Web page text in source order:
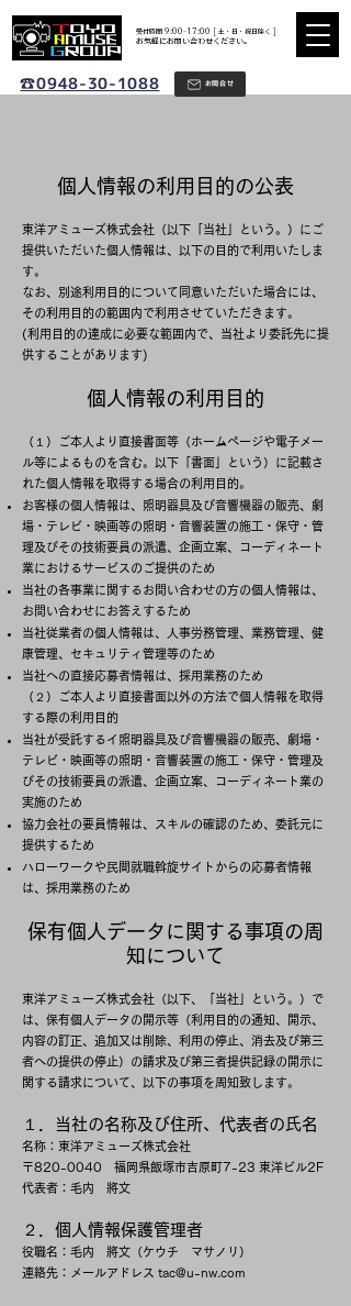
お問合せ
☎0948-30-1088
​お気軽にお問い合わせください。
​受付時間 9:00-17:00 [ 土・日・祝日除く ]
個人情報の利用目的の公表
東洋アミューズ株式会社（以下「当社」という。）にご
提供いただいた個人情報は、以下の目的で利用いたしま
す。
なお、別途利用目的について同意いただいた場合には、
その利用目的の範囲内で利用させていただきます。
(利用目的の達成に必要な範囲内で、当社より委託先に提
供することがあります)
個人情報の利用目的
（１）ご本人より直接書面等（ホームページや電子メー
ル等によるものを含む。以下「書面」という）に記載さ
れた個人情報を取得する場合の利用目的。
お客様の個人情報は、照明器具及び音響機器の販売、劇
場・テレビ・映画等の照明・音響装置の施工・保守・管
理及びその技術要員の派遣、企画立案、コーディネート
業におけるサービスのご提供のため
当社の各事業に関するお問い合わせの方の個人情報は、
お問い合わせにお答えするため
当社従業者の個人情報は、人事労務管理、業務管理、健
康管理、セキュリティ管理等のため
当社への直接応募者情報は、採用業務のため
（２）ご本人より直接書面以外の方法で個人情報を取得
する際の利用目的
当社が受託するイ照明器具及び音響機器の販売、劇場・
テレビ・映画等の照明・音響装置の施工・保守・管理及
びその技術要員の派遣、企画立案、コーディネート業の
実施のため
協力会社の要員情報は、スキルの確認のため、委託元に
提供するため
ハローワークや民間就職斡旋サイトからの応募者情報
は、採用業務のため
保有個人データに関する事項の周
知について
東洋アミューズ株式会社（以下、「当社」という。）で
は、保有個人データの開示等（利用目的の通知、開示、
内容の訂正、追加又は削除、利用の停止、消去及び第三
者への提供の停止）の請求及び第三者提供記録の開示に
関する請求について、以下の事項を周知致します。
１．当社の名称及び住所、代表者の氏名
名称：東洋アミューズ株式会社
〒820-0040 福岡県飯塚市吉原町7-23 東洋ビル2F
代表者：毛内 將文
２．個人情報保護管理者
役職名：毛内 將文（ケウチ マサノリ）
連絡先：メールアドレス tac@u-nw.com